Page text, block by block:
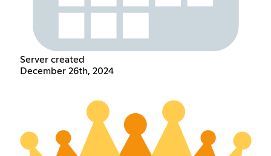
Server created
December 26th, 2024